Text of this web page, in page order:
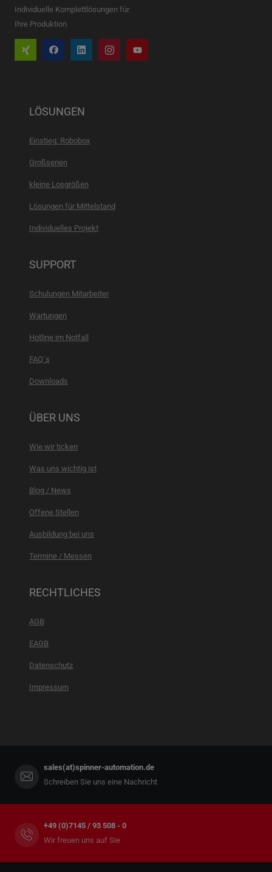
Individuelle Komplettlösungen für
Ihre Produktion
LÖSUNGEN
Einstieg: Robobox
Großserien
kleine Losgrößen
Lösungen für Mittelstand
Individuelles Projekt
SUPPORT
Schulungen Mitarbeiter
Wartungen
Hotline im Notfall
FAQ´s
Downloads
ÜBER UNS
Wie wir ticken
Was uns wichtig ist
Blog / News
Offene Stellen
Ausbildung bei uns
Termine / Messen
RECHTLICHES
AGB
EAGB
Datenschutz
Impressum
sales(at)spinner-automation.de
Schreiben Sie uns eine Nachricht
+49 (0)7145 / 93 508 - 0
Wir freuen uns auf Sie